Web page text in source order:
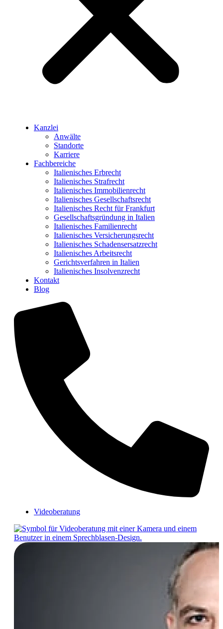
Kanzlei
Anwälte
Standorte
Karriere
Fachbereiche
Italienisches Erbrecht
Italienisches Strafrecht
Italienisches Immobilienrecht
Italienisches Gesellschaftsrecht
Italienisches Recht für Frankfurt
Gesellschaftsgründung in Italien
Italienisches Familienrecht
Italienisches Versicherungsrecht
Italienisches Schadensersatzrecht
Italienisches Arbeitsrecht
Gerichtsverfahren in Italien
Italienisches Insolvenzrecht
Kontakt
Blog
Videoberatung